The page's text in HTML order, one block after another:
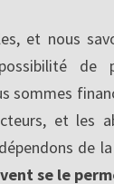
et nous
de
sommes
et les
de la
se le